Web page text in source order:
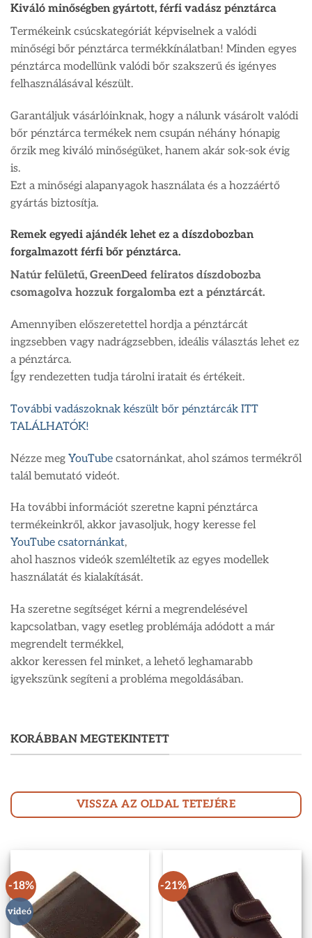
Kiváló minőségben gyártott, férfi vadász pénztárca
Termékeink csúcskategóriát képviselnek a valódi
minőségi bőr pénztárca termékkínálatban! Minden egyes
pénztárca modellünk valódi bőr szakszerű és igényes
felhasználásával készült.
Garantáljuk vásárlóinknak, hogy a nálunk vásárolt valódi
bőr pénztárca termékek nem csupán néhány hónapig
őrzik meg kiváló minőségüket, hanem akár sok-sok évig
is.
Ezt a minőségi alapanyagok használata és a hozzáértő
gyártás biztosítja.
Remek egyedi ajándék lehet ez a díszdobozban
forgalmazott férfi bőr pénztárca.
Natúr felületű, GreenDeed feliratos díszdobozba
csomagolva hozzuk forgalomba ezt a pénztárcát.
Amennyiben előszeretettel hordja a pénztárcát
ingzsebben vagy nadrágzsebben, ideális választás lehet ez
a pénztárca.
Így rendezetten tudja tárolni iratait és értékeit.
További vadászoknak készült bőr pénztárcák ITT
TALÁLHATÓK!
Nézze meg YouTube csatornánkat, ahol számos termékről
talál bemutató videót.
Ha további információt szeretne kapni pénztárca
termékeinkről, akkor javasoljuk, hogy keresse fel
YouTube csatornánkat,
ahol hasznos videók szemléltetik az egyes modellek
használatát és kialakítását.
Ha szeretne segítséget kérni a megrendelésével
kapcsolatban, vagy esetleg problémája adódott a már
megrendelt termékkel,
akkor keressen fel minket, a lehető leghamarabb
igyekszünk segíteni a probléma megoldásában.
KORÁBBAN MEGTEKINTETT
VISSZA AZ OLDAL TETEJÉRE
-18%
videó
-21%